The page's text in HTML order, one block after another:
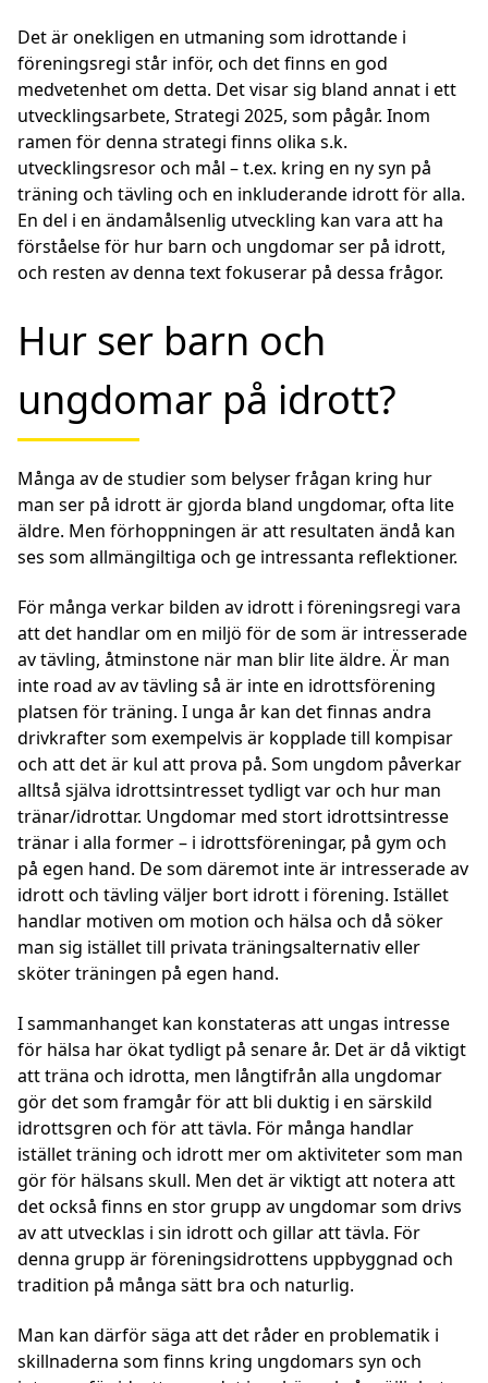
Det är onekligen en utmaning som idrottande i
föreningsregi står inför, och det finns en god
medvetenhet om detta. Det visar sig bland annat i ett
utvecklingsarbete, Strategi 2025, som pågår. Inom
ramen för denna strategi finns olika s.k.
utvecklingsresor och mål – t.ex. kring en ny syn på
träning och tävling och en inkluderande idrott för alla.
En del i en ändamålsenlig utveckling kan vara att ha
förståelse för hur barn och ungdomar ser på idrott,
och resten av denna text fokuserar på dessa frågor.
Hur ser barn och
ungdomar på idrott?
Många av de studier som belyser frågan kring hur
man ser på idrott är gjorda bland ungdomar, ofta lite
äldre. Men förhoppningen är att resultaten ändå kan
ses som allmängiltiga och ge intressanta reflektioner.
För många verkar bilden av idrott i föreningsregi vara
att det handlar om en miljö för de som är intresserade
av tävling, åtminstone när man blir lite äldre. Är man
inte road av av tävling så är inte en idrottsförening
platsen för träning. I unga år kan det finnas andra
drivkrafter som exempelvis är kopplade till kompisar
och att det är kul att prova på. Som ungdom påverkar
alltså själva idrottsintresset tydligt var och hur man
tränar/idrottar. Ungdomar med stort idrottsintresse
tränar i alla former – i idrottsföreningar, på gym och
på egen hand. De som däremot inte är intresserade av
idrott och tävling väljer bort idrott i förening. Istället
handlar motiven om motion och hälsa och då söker
man sig istället till privata träningsalternativ eller
sköter träningen på egen hand.
I sammanhanget kan konstateras att ungas intresse
för hälsa har ökat tydligt på senare år. Det är då viktigt
att träna och idrotta, men långtifrån alla ungdomar
gör det som framgår för att bli duktig i en särskild
idrottsgren och för att tävla. För många handlar
istället träning och idrott mer om aktiviteter som man
gör för hälsans skull. Men det är viktigt att notera att
det också finns en stor grupp av ungdomar som drivs
av att utvecklas i sin idrott och gillar att tävla. För
denna grupp är föreningsidrottens uppbyggnad och
tradition på många sätt bra och naturlig.
Man kan därför säga att det råder en problematik i
skillnaderna som finns kring ungdomars syn och